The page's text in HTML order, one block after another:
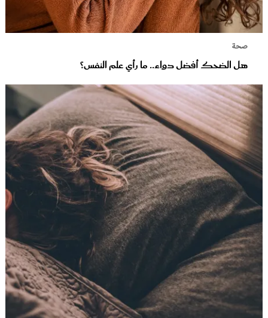
صحة
هل الضحك أفضل دواء.. ما رأي علم النفس؟